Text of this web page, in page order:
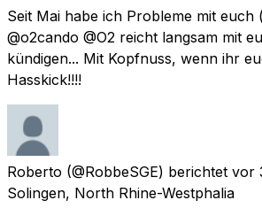
Seit Mai habe ich Probleme mit euch
@o2cando @O2 reicht langsam mit
kündigen... Mit Kopfnuss, wenn ihr
Hasskick!!!!
Roberto (@RobbeSGE) berichtet vor
Solingen, North Rhine-Westphalia